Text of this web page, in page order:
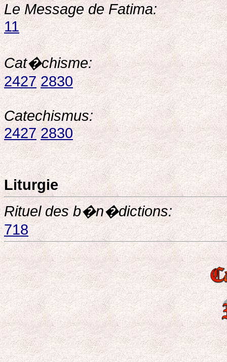
Le Message de Fatima:
11
Cat�chisme:
2427 2830
Catechismus:
2427 2830
Liturgie
Rituel des b�n�dictions:
718